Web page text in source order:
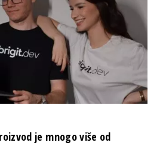
je mnogo više od